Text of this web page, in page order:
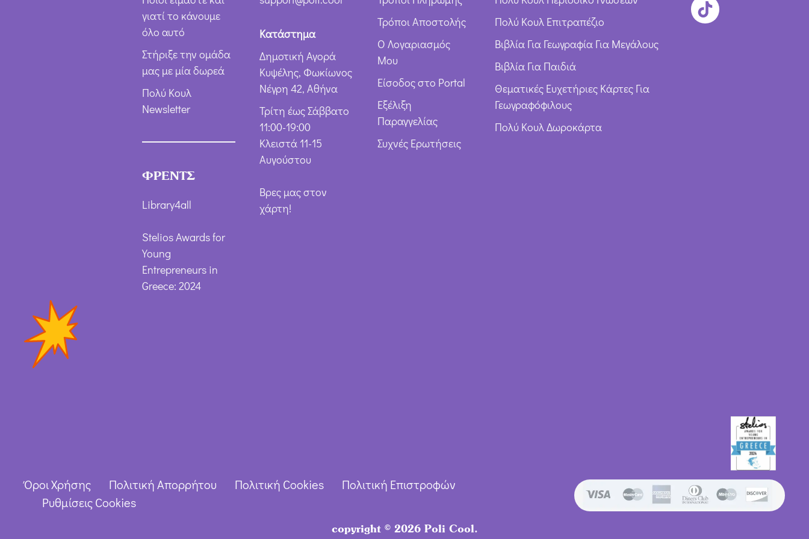
γιατί το κάνουμε
όλο αυτό
Στήριξε την ομάδα
μας με μία δωρεά
Πολύ Κουλ
Newsletter
ΦΡΕΝΤΣ
Library4all
Stelios Awards for
Young
Entrepreneurs in
Greece: 2024
Κατάστημα
Δημοτική Αγορά
Κυψέλης, Φωκίωνος
Νέγρη 42, Αθήνα
Τρίτη έως Σάββατο
11:00-19:00
Κλειστά 11-15
Αυγούστου
Βρες μας στον
χάρτη!
Τρόποι Αποστολής
Ο Λογαριασμός
Μου
Είσοδος στο Portal
Εξέλιξη
Παραγγελίας
Συχνές Ερωτήσεις
Πολύ Κουλ Επιτραπέζιο
Βιβλία Για Γεωγραφία Για Μεγάλους
Βιβλία Για Παιδιά
Θεματικές Ευχετήριες Κάρτες Για
Γεωγραφόφιλους
Πολύ Κουλ Δωροκάρτα
Όροι Χρήσης Πολιτική Απορρήτου Πολιτική Cookies
Πολιτική Επιστροφών
Ρυθμίσεις Cookies
copyright © 2026 Poli Cool.